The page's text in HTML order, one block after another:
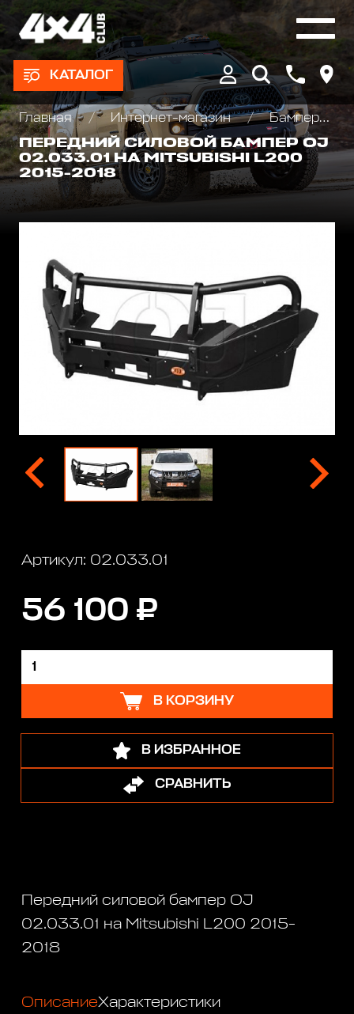
КАТАЛОГ
Главная Интернет-магазин
Бамперы и пороги силовые, площадки под лебедку
ПЕРЕДНИЙ СИЛОВОЙ БАМПЕР OJ
02.033.01 НА MITSUBISHI L200
2015-2018
Артикул: 02.033.01
56 100 ₽
В КОРЗИНУ
В ИЗБРАННОЕ
СРАВНИТЬ
Передний силовой бампер OJ
02.033.01 на Mitsubishi L200 2015-
2018
ОписаниеХарактеристики